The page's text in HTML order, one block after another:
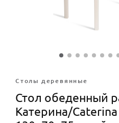
Столы деревянные
Стол обеденный
Катерина/